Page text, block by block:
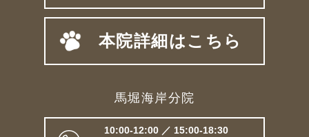
本院詳細はこちら
馬堀海岸分院
10:00-12:00 ／ 15:00-18:30